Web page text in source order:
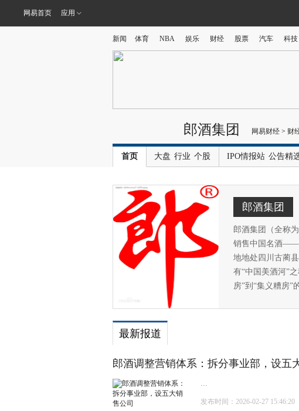
网易首页 应用
新闻 体育 NBA 娱乐 财经 股票 汽车 科技
郎酒集团 网易财经 > 财
首页 大盘 行业 个股 IPO情报站 公告精
郎酒集团
郎酒集团（全称
销售中国名酒——
地地处四川古蔺
有“中国美酒河”
房”到“集义糟房”
最新报道
郎酒调整营销体系：拆分事业部，设五
...
发布时间：2026-02-27 15:46:20